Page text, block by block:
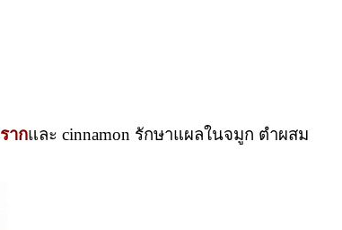
รากและ cinnamon รักษาแผลในจมูก ตำผสม